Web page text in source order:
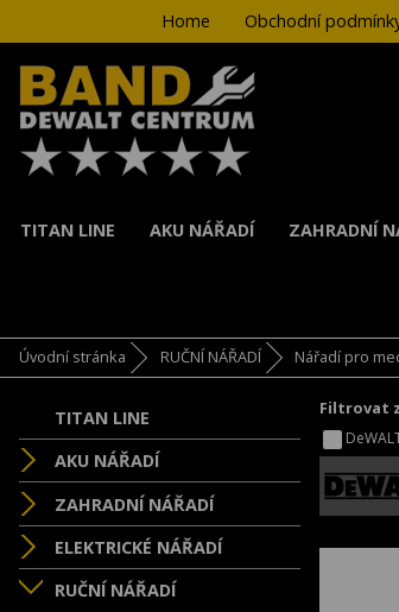
Home Obchodní
TITAN LINE AKU NÁŘADÍ ZAHRADNÍ
Úvodní stránka RUČNÍ NÁŘADÍ Nářadí pro
TITAN LINE
AKU NÁŘADÍ
ZAHRADNÍ NÁŘADÍ
ELEKTRICKÉ NÁŘADÍ
RUČNÍ NÁŘADÍ
Filtrovat